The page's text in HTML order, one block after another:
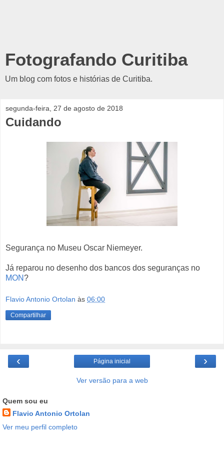
Fotografando Curitiba
Um blog com fotos e histórias de Curitiba.
segunda-feira, 27 de agosto de 2018
Cuidando
Segurança no Museu Oscar Niemeyer.
Já reparou no desenho dos bancos dos seguranças no
MON?
Flavio Antonio Ortolan às 06:00
Compartilhar
‹ ›
Página inicial
Ver versão para a web
Quem sou eu
Flavio Antonio Ortolan
Ver meu perfil completo